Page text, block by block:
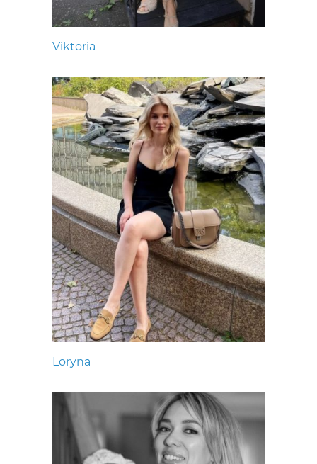
Viktoria
Loryna